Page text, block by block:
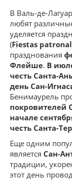
В Валь-де-
любят
уделяется
(Fiestas
празднования
Флейше. В
честь Санта-
день Сан-
Бенимаурель
покровителей
начале
честь Санта-
Еще одним
является Сан-
традиции,
этот день